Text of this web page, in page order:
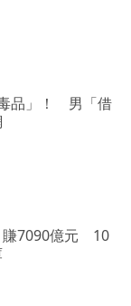
品」！ 男「借
賺7090億元 10